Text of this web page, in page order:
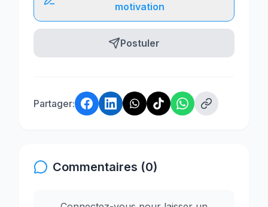
motivation
Postuler
Partager:
Commentaires (0)